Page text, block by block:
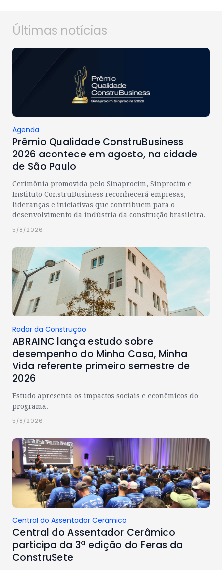
Últimas notícias
Agenda
Prêmio Qualidade ConstruBusiness
2026 acontece em agosto, na cidade
de São Paulo
Cerimônia promovida pelo Sinaprocim, Sinprocim e
Instituto ConstruBusiness reconhecerá empresas,
lideranças e iniciativas que contribuem para o
desenvolvimento da indústria da construção brasileira.
5/8/2026
Radar da Construção
ABRAINC lança estudo sobre
desempenho do Minha Casa, Minha
Vida referente primeiro semestre de
2026
Estudo apresenta os impactos sociais e econômicos do
programa.
5/8/2026
Central do Assentador Cerâmico
Central do Assentador Cerâmico
participa da 3ª edição do Feras da
ConstruSete